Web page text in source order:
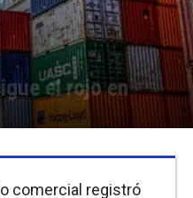
el rojo en
comercial registró